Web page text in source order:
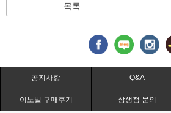
목록
공지사항 Q&A
이노빌 구매후기 상생점 문의